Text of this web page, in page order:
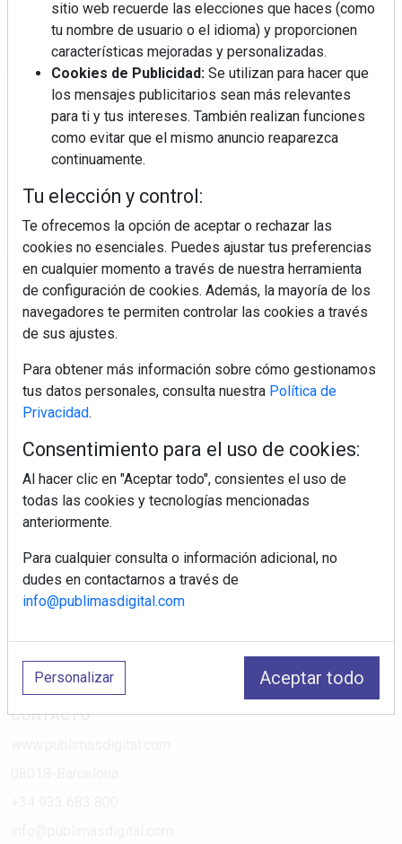
Regístrate y accede a contenidos
exclusivos
electrodomésticos, novedades informáticas, electrónica de
consumo, canal electro, retail, análisis distribución, noticias
tiendas electrodomésticos, línea blanca, línea marrón,
pequeño electrodoméstico, datos de mercado.
PÁGINAS
Suscripciones
Política de Privacidad
Política de Cookies
Política de Redes
Aviso Legal
¿Quiénes somos?
CONTACTO
sitio web recuerde las elecciones que haces (como
tu nombre de usuario o el idioma) y proporcionen
características mejoradas y personalizadas.
Cookies de Publicidad: Se utilizan para hacer que
los mensajes publicitarios sean más relevantes
para ti y tus intereses. También realizan funciones
como evitar que el mismo anuncio reaparezca
continuamente.
Tu elección y control:
Te ofrecemos la opción de aceptar o rechazar las
cookies no esenciales. Puedes ajustar tus preferencias
en cualquier momento a través de nuestra herramienta
de configuración de cookies. Además, la mayoría de los
navegadores te permiten controlar las cookies a través
de sus ajustes.
Para obtener más información sobre cómo gestionamos
tus datos personales, consulta nuestra Política de
Privacidad.
Consentimiento para el uso de cookies:
Al hacer clic en "Aceptar todo", consientes el uso de
todas las cookies y tecnologías mencionadas
anteriormente.
Para cualquier consulta o información adicional, no
dudes en contactarnos a través de
info@publimasdigital.com
Personalizar Aceptar todo